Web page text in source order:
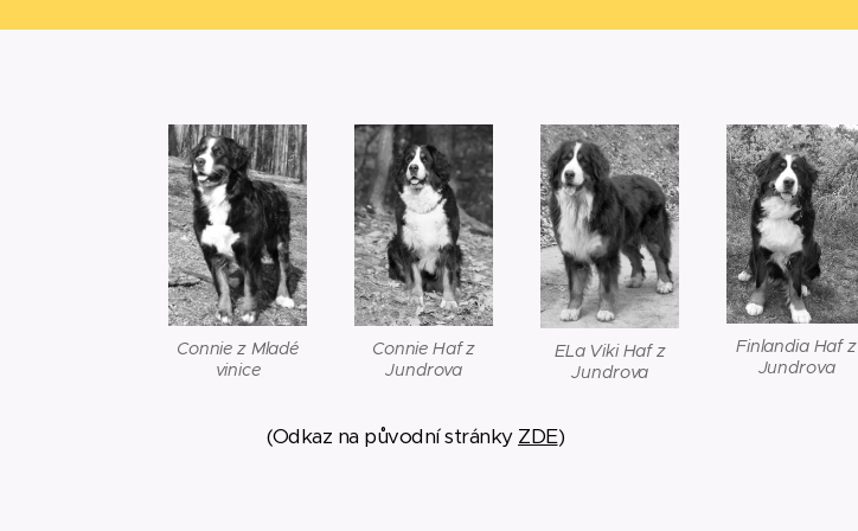
Connie z Mladé
vinice
Connie Haf z
Jundrova
ELa Viki Haf z
Jundrova
Finlandia Haf z
Jundrova
(Odkaz na původní stránky ZDE)